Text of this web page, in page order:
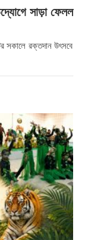
ড. কৌশিক
কেন্দ্রের
এলাকায় প্রশিক্ষণ
সাড়া ফেলল
সকালে রক্তদান উৎসবে